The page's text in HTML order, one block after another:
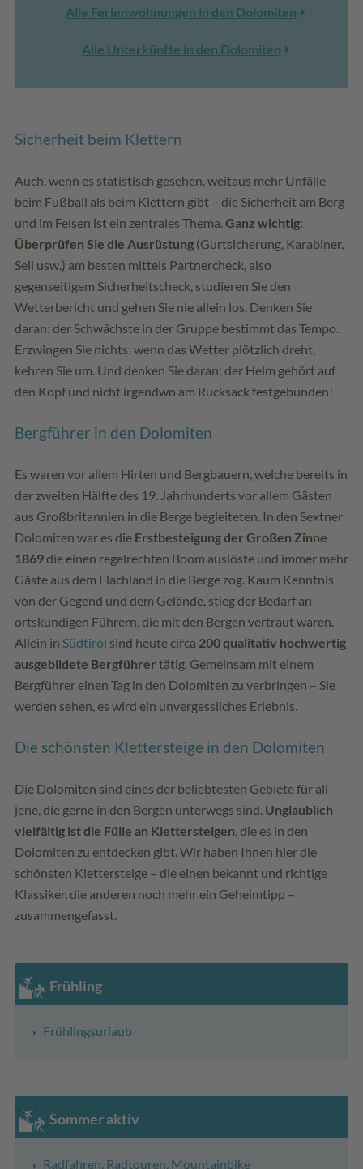
Alle Ferienwohnungen in den Dolomiten
Alle Unterkünfte in den Dolomiten
Sicherheit beim Klettern
Auch, wenn es statistisch gesehen, weitaus mehr Unfälle
beim Fußball als beim Klettern gibt – die Sicherheit am Berg
und im Felsen ist ein zentrales Thema.Ganz wichtig:
Überprüfen Sie die Ausrüstung (Gurtsicherung, Karabiner,
Seil usw.) am besten mittels Partnercheck, also
gegenseitigem Sicherheitscheck, studieren Sie den
Wetterbericht und gehen Sie nie allein los. Denken Sie
daran: der Schwächste in der Gruppe bestimmt das Tempo.
Erzwingen Sie nichts: wenn das Wetter plötzlich dreht,
kehren Sie um. Und denken Sie daran: der Helm gehört auf
den Kopf und nicht irgendwo am Rucksack festgebunden!
Bergführer in den Dolomiten
Es waren vor allem Hirten und Bergbauern, welche bereits in
der zweiten Hälfte des 19. Jahrhunderts vor allem Gästen
aus Großbritannien in die Berge begleiteten. In den Sextner
Dolomiten war es die Erstbesteigung der Großen Zinne
1869die einen regelrechten Boom auslöste und immer mehr
Gäste aus dem Flachland in die Berge zog. Kaum Kenntnis
von der Gegend und dem Gelände, stieg der Bedarf an
ortskundigen Führern, die mit den Bergen vertraut waren.
Allein in Südtirol sind heute circa 200 qualitativ hochwertig
ausgebildete Bergführer tätig. Gemeinsam mit einem
Bergführer einen Tag in den Dolomiten zu verbringen – Sie
werden sehen, es wird ein unvergessliches Erlebnis.
Die schönsten Klettersteige in den Dolomiten
Die Dolomiten sind eines der beliebtesten Gebiete für all
jene, die gerne in den Bergen unterwegs sind. Unglaublich
vielfältig ist die Fülle an Klettersteigen, die es in den
Dolomiten zu entdecken gibt. Wir haben Ihnen hier die
schönsten Klettersteige – die einen bekannt und richtige
Klassiker, die anderen noch mehr ein Geheimtipp –
zusammengefasst.
Frühling
Frühlingsurlaub
Sommer aktiv
Radfahren, Radtouren, Mountainbike